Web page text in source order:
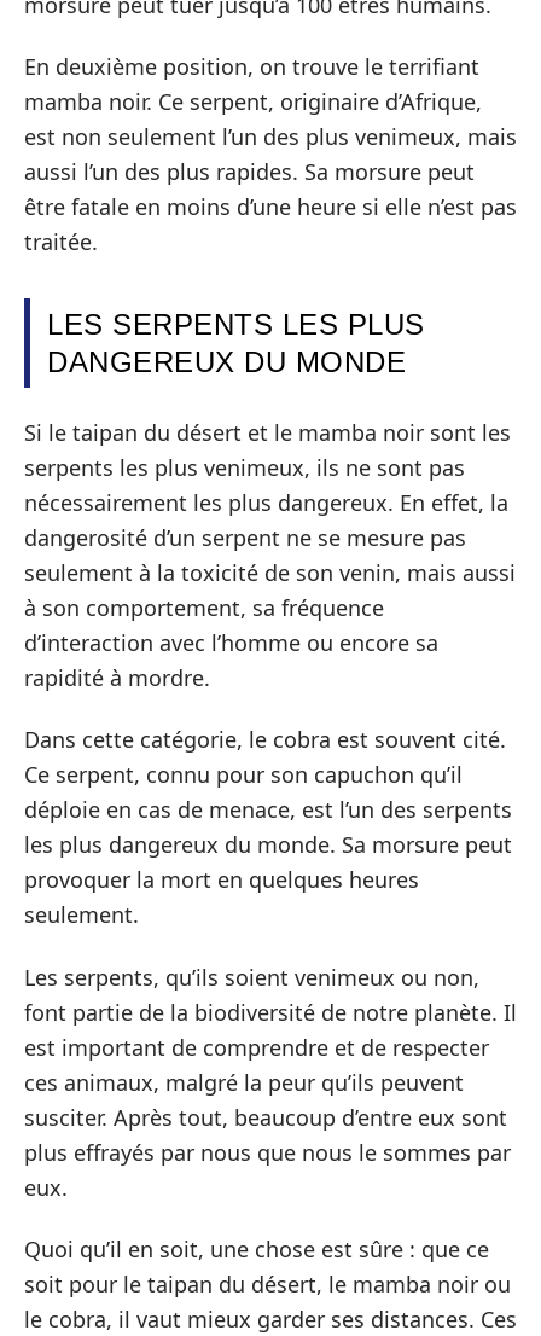
En deuxième position, on trouve le terrifiant
mamba noir. Ce serpent, originaire d’Afrique,
est non seulement l’un des plus venimeux, mais
aussi l’un des plus rapides. Sa morsure peut
être fatale en moins d’une heure si elle n’est pas
traitée.
LES SERPENTS LES PLUS
DANGEREUX DU MONDE
Si le taipan du désert et le mamba noir sont les
serpents les plus venimeux, ils ne sont pas
nécessairement les plus dangereux. En effet, la
dangerosité d’un serpent ne se mesure pas
seulement à la toxicité de son venin, mais aussi
à son comportement, sa fréquence
d’interaction avec l’homme ou encore sa
rapidité à mordre.
Dans cette catégorie, le cobra est souvent cité.
Ce serpent, connu pour son capuchon qu’il
déploie en cas de menace, est l’un des serpents
les plus dangereux du monde. Sa morsure peut
provoquer la mort en quelques heures
seulement.
Les serpents, qu’ils soient venimeux ou non,
font partie de la biodiversité de notre planète. Il
est important de comprendre et de respecter
ces animaux, malgré la peur qu’ils peuvent
susciter. Après tout, beaucoup d’entre eux sont
plus effrayés par nous que nous le sommes par
eux.
Quoi qu’il en soit, une chose est sûre : que ce
soit pour le taipan du désert, le mamba noir ou
le cobra, il vaut mieux garder ses distances. Ces